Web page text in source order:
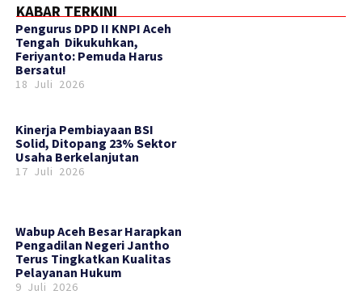
KABAR TERKINI
‎Pengurus DPD II KNPI Aceh
Tengah Dikukuhkan,
Feriyanto: Pemuda Harus
Bersatu!
18 Juli 2026
Kinerja Pembiayaan BSI
Solid, Ditopang 23% Sektor
Usaha Berkelanjutan
17 Juli 2026
Wabup Aceh Besar Harapkan
Pengadilan Negeri Jantho
Terus Tingkatkan Kualitas
Pelayanan Hukum
9 Juli 2026